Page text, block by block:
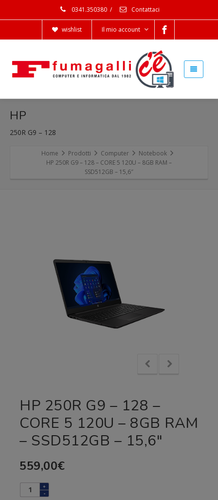
0341.350380 / Contattaci
wishlist Il mio account
HP
250R G9 – 128
Home Prodotti Computer
Notebook
HP 250R G9 – 128 – CORE 5 120U – 8GB RAM –
SSD512GB – 15,6″
HP 250R G9 – 128 –
CORE 5 120U – 8GB RAM
– SSD512GB – 15,6″
559,00€